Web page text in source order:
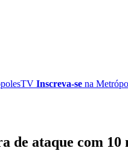
Inscreva-se na
ataque com 10